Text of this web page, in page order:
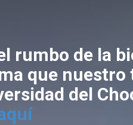
rumbo de la
que nuestro
del